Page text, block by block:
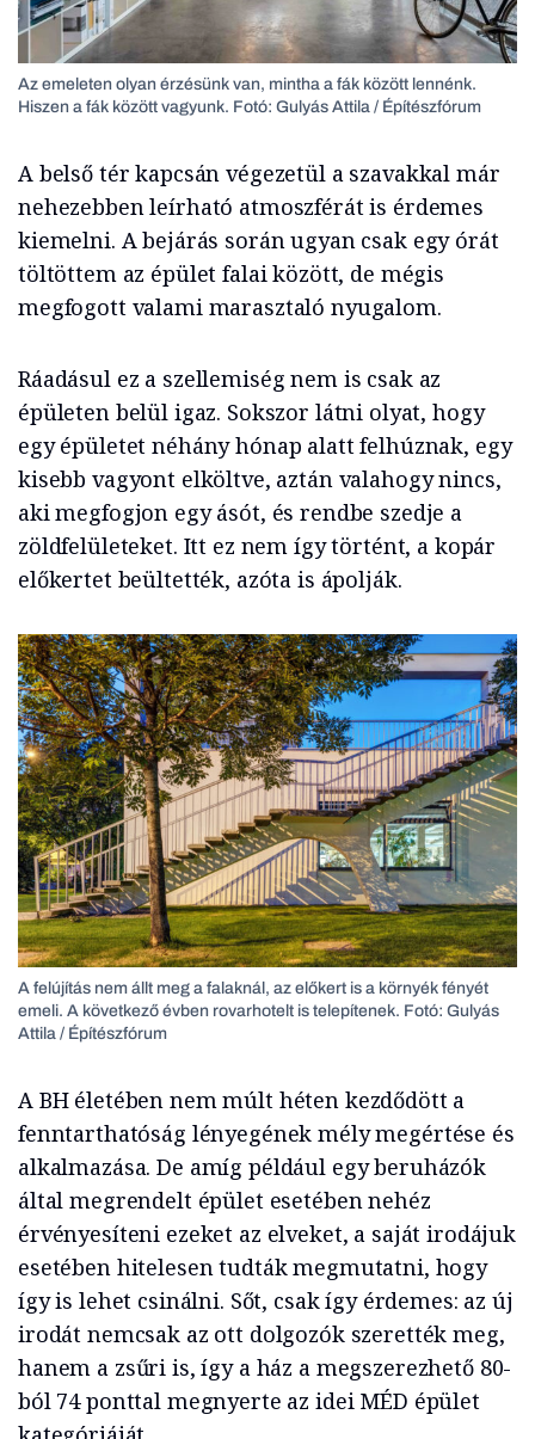
Az emeleten olyan érzésünk van, mintha a fák között lennénk.
Hiszen a fák között vagyunk. Fotó: Gulyás Attila / Építészfórum
A belső tér kapcsán végezetül a szavakkal már
nehezebben leírható atmoszférát is érdemes
kiemelni. A bejárás során ugyan csak egy órát
töltöttem az épület falai között, de mégis
megfogott valami marasztaló nyugalom.
Ráadásul ez a szellemiség nem is csak az
épületen belül igaz. Sokszor látni olyat, hogy
egy épületet néhány hónap alatt felhúznak, egy
kisebb vagyont elköltve, aztán valahogy nincs,
aki megfogjon egy ásót, és rendbe szedje a
zöldfelületeket. Itt ez nem így történt, a kopár
előkertet beültették, azóta is ápolják.
A felújítás nem állt meg a falaknál, az előkert is a környék fényét
emeli. A következő évben rovarhotelt is telepítenek. Fotó: Gulyás
Attila / Építészfórum
A BH életében nem múlt héten kezdődött a
fenntarthatóság lényegének mély megértése és
alkalmazása. De amíg például egy beruházók
által megrendelt épület esetében nehéz
érvényesíteni ezeket az elveket, a saját irodájuk
esetében hitelesen tudták megmutatni, hogy
így is lehet csinálni. Sőt, csak így érdemes: az új
irodát nemcsak az ott dolgozók szerették meg,
hanem a zsűri is, így a ház a megszerezhető 80-
ból 74 ponttal megnyerte az idei MÉD épület